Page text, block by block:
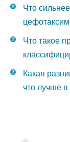
Что
Что такое
Какая
что лучше